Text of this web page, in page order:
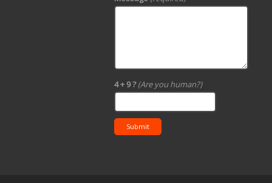
4 + 9 ?(Are you human?)
Submit